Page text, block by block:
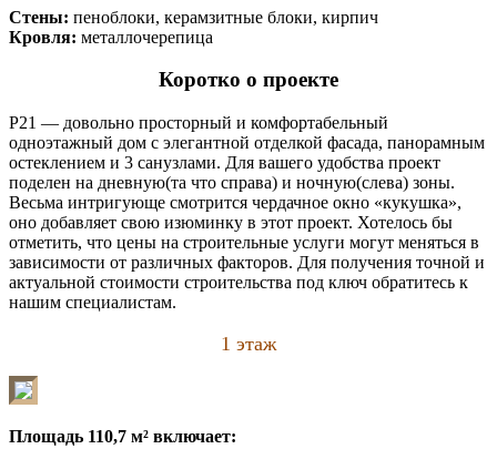
Стены: пеноблоки, керамзитные блоки, кирпич
Кровля: металлочерепица
Коротко о проекте
P21 — довольно просторный и комфортабельный
одноэтажный дом c элегантной отделкой фасада, панорамным
остеклением и 3 санузлами. Для вашего удобства проект
поделен на дневную(та что справа) и ночную(слева) зоны.
Весьма интригующе смотрится чердачное окно «кукушка»,
оно добавляет свою изюминку в этот проект. Хотелось бы
отметить, что цены на строительные услуги могут меняться в
зависимости от различных факторов. Для получения точной и
актуальной стоимости строительства под ключ обратитесь к
нашим специалистам.
1 этаж
Площадь 110,7 м² включает: